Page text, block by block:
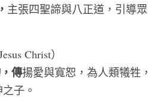
主張四聖諦與八正道，引導
Christ）
傳揚愛與寬恕，為人類犧牲
子。